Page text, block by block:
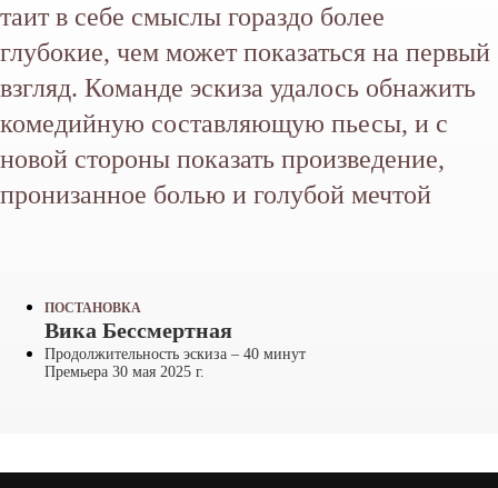
таит в себе смыслы гораздо более
глубокие, чем может показаться на первый
взгляд. Команде эскиза удалось обнажить
комедийную составляющую пьесы, и с
новой стороны показать произведение,
пронизанное болью и голубой мечтой
ПОСТАНОВКА
Вика Бессмертная
Продолжительность эскиза – 40 минут
Премьера 30 мая 2025 г.